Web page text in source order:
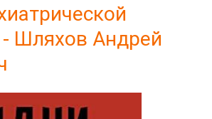
Шляхов Андрей